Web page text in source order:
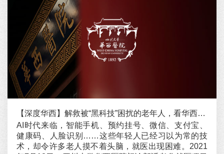
【深度华西】解救被“黑科技”困扰的老年人，看华西医院门诊部应对老年就医数字鸿沟有何高招！
AI时代来临，智能手机、预约挂号、微信、支付宝、
健康码、人脸识别……这些年轻人已经习以为常的技
术，却令许多老人摸不着头脑，就医出现困难。2021